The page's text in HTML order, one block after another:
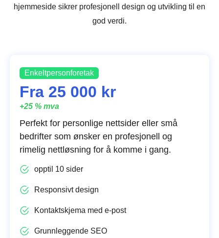
hjemmeside sikrer profesjonell design og utvikling til en
god verdi.
Enkeltpersonforetak
Fra 25 000 kr
+25 % mva
Perfekt for personlige nettsider eller små
bedrifter som ønsker en profesjonell og
rimelig nettløsning for å komme i gang.
opptil 10 sider
Responsivt design
Kontaktskjema med e-post
Grunnleggende SEO